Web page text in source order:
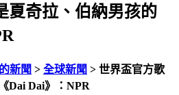
夏奇拉、伯納男孩的
新聞 > 全球新聞 > 世界盃官方歌
Dai Dai》：NPR